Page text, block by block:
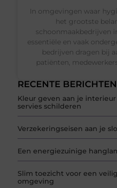
RECENTE BERICHTEN
Kleur geven aan je
servies schilderen
Verzekeringseisen aan je
Een energiezuinige
Slim toezicht voor een
omgeving
In omgevingen waar
het grootste
schoonmaakbedrijven
essentiële en vaak
bedrijven dragen bij
patiënten,